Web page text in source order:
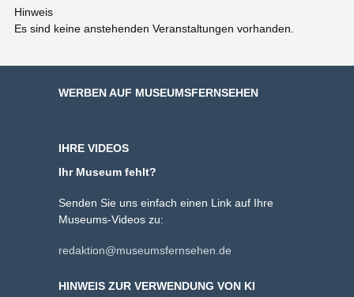
Hinweis
Es sind keine anstehenden Veranstaltungen vorhanden.
WERBEN AUF MUSEUMSFERNSEHEN
IHRE VIDEOS
Ihr Museum fehlt?
Senden Sie uns einfach einen Link auf Ihre
Museums-Videos zu:
redaktion@museumsfernsehen.de
HINWEIS ZUR VERWENDUNG VON KI